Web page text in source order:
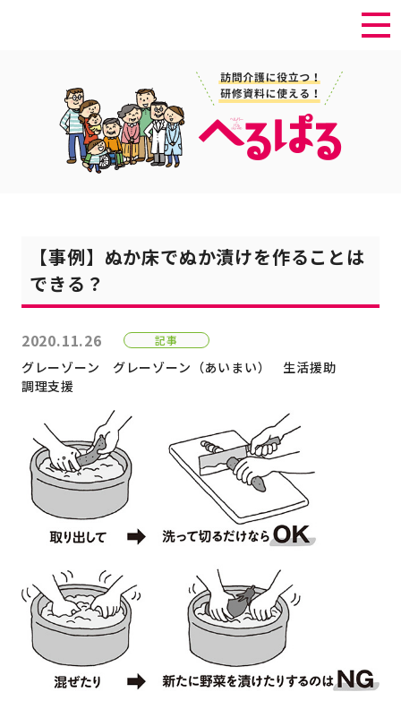
【事例】ぬか床でぬか漬けを作ることは
できる？
2020.11.26 記事
グレーゾーン グレーゾーン（あいまい）
生活援助
調理支援